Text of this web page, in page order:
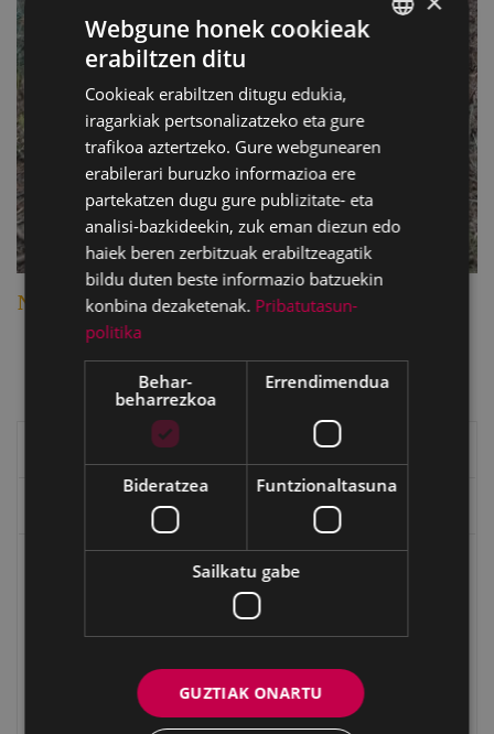
Nº 23 ZABALETA 2 (1)
Eibarko historia
Baserriak eta auzoak
Mugarrien lana
Webgune honek cookieak
erabiltzen ditu
Cookieak erabiltzen ditugu edukia,
iragarkiak pertsonalizatzeko eta gure
trafikoa aztertzeko. Gure webgunearen
erabilerari buruzko informazioa ere
partekatzen dugu gure publizitate- eta
analisi-bazkideekin, zuk eman diezun edo
haiek beren zerbitzuak erabiltzeagatik
bildu duten beste informazio batzuekin
konbina dezaketenak. Pribatutasun-
politika
Behar-
beharrezkoa
Errendimendua
Bideratzea Funtzionaltasuna
Sailkatu gabe
GUZTIAK ONARTU